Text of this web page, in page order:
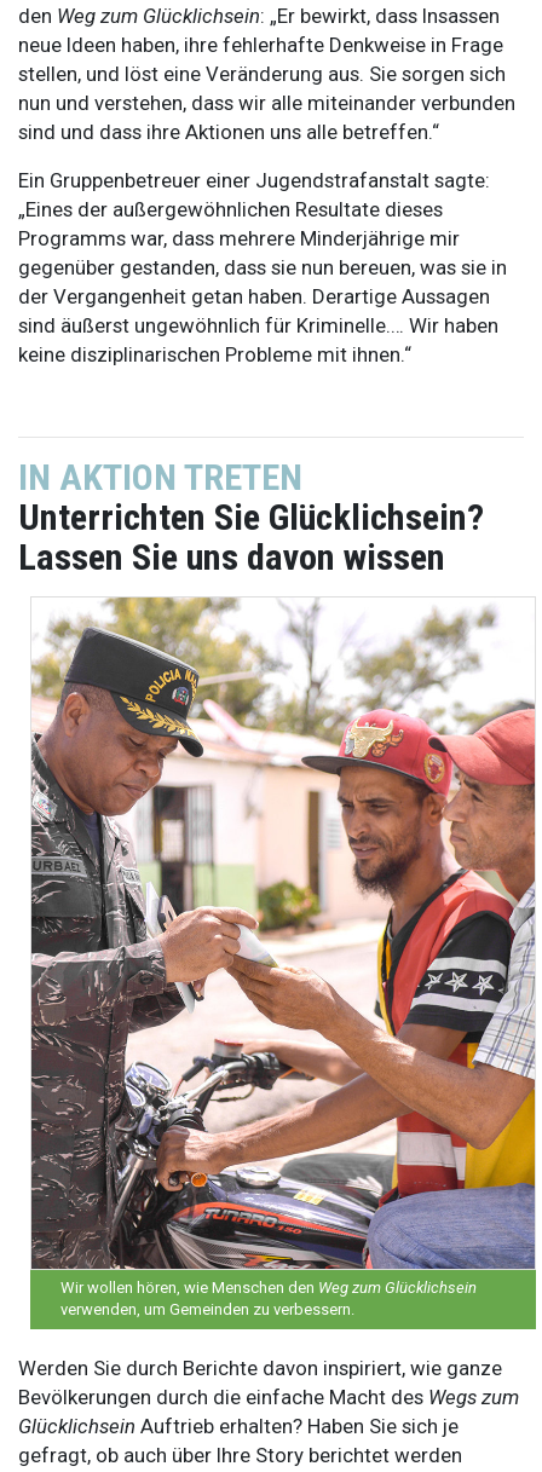
den Weg zum Glücklichsein: „Er bewirkt, dass Insassen
neue Ideen haben, ihre fehlerhafte Denkweise in Frage
stellen, und löst eine Veränderung aus. Sie sorgen sich
nun und verstehen, dass wir alle miteinander verbunden
sind und dass ihre Aktionen uns alle betreffen.“
Ein Gruppenbetreuer einer Jugendstrafanstalt sagte:
„Eines der außergewöhnlichen Resultate dieses
Programms war, dass mehrere Minderjährige mir
gegenüber gestanden, dass sie nun bereuen, was sie in
der Vergangenheit getan haben. Derartige Aussagen
sind äußerst ungewöhnlich für Kriminelle.… Wir haben
keine disziplinarischen Probleme mit ihnen.“
IN AKTION TRETEN
Unterrichten Sie Glücklichsein?
Lassen Sie uns davon wissen
Wir wollen hören, wie Menschen den Weg zum Glücklichsein
verwenden, um Gemeinden zu verbessern.
Werden Sie durch Berichte davon inspiriert, wie ganze
Bevölkerungen durch die einfache Macht des Wegs zum
Glücklichsein Auftrieb erhalten? Haben Sie sich je
gefragt, ob auch über Ihre Story berichtet werden